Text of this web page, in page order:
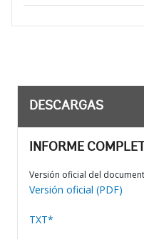
DESCARGAS
INFORME
Versión oficial del
Versión oficial (PDF)
TXT*